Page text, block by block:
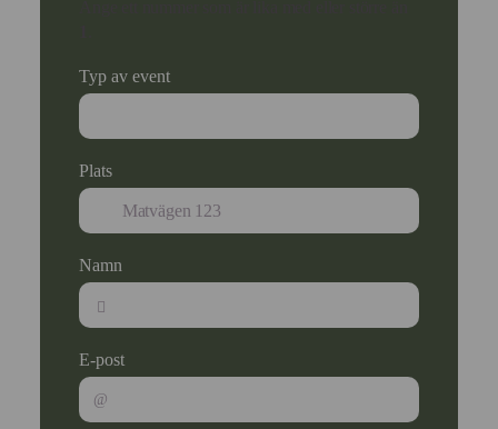
Typ av event
Plats
Namn
E-post